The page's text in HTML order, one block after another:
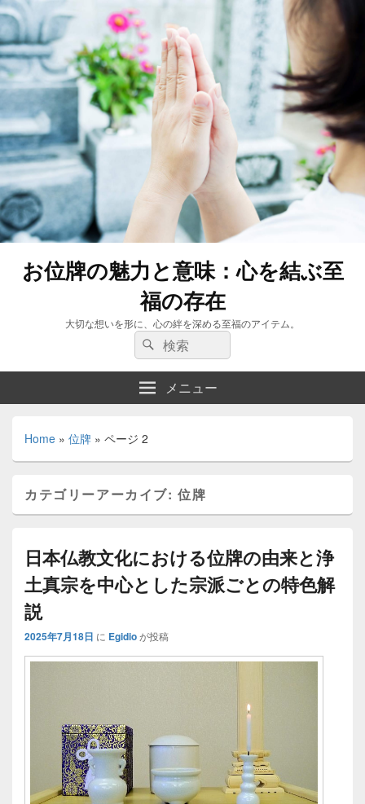
お位牌の魅力と意味：心を結ぶ至
福の存在
大切な想いを形に、心の絆を深める至福のアイテム。
検
索:
検
索
メニュー
Home » 位牌 » ページ 2
カテゴリーアーカイブ:位牌
日本仏教文化における位牌の由来と浄
土真宗を中心とした宗派ごとの特色解
説
2025年7月18日 に Egidioが投稿